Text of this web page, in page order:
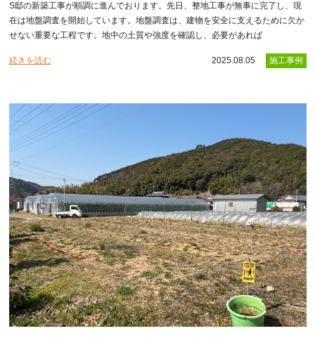
S邸の新築工事が順調に進んでおります。先日、整地工事が無事に完了し、現
在は地盤調査を開始しています。地盤調査は、建物を安全に支えるために欠か
せない重要な工程です。地中の土質や強度を確認し、必要があれば
続きを読む 2025.08.05 施工事例